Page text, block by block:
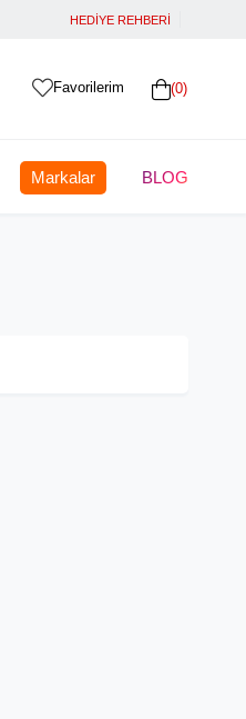
HEDİYE REHBERİ
0
Favorilerim
Markalar BLOG